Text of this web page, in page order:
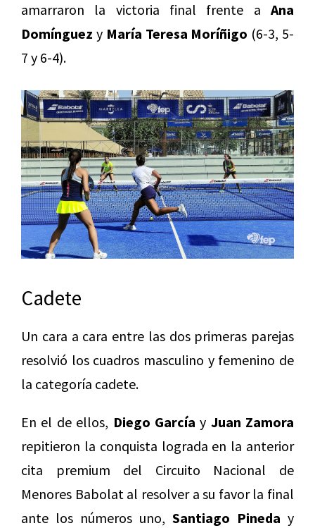
amarraron la victoria final frente a Ana
Domínguez y María Teresa Moríñigo (6-3, 5-
7 y 6-4).
Cadete
Un cara a cara entre las dos primeras parejas
resolvió los cuadros masculino y femenino de
la categoría cadete.
En el de ellos, Diego García y Juan Zamora
repitieron la conquista lograda en la anterior
cita premium del Circuito Nacional de
Menores Babolat al resolver a su favor la final
ante los números uno, Santiago Pineda y